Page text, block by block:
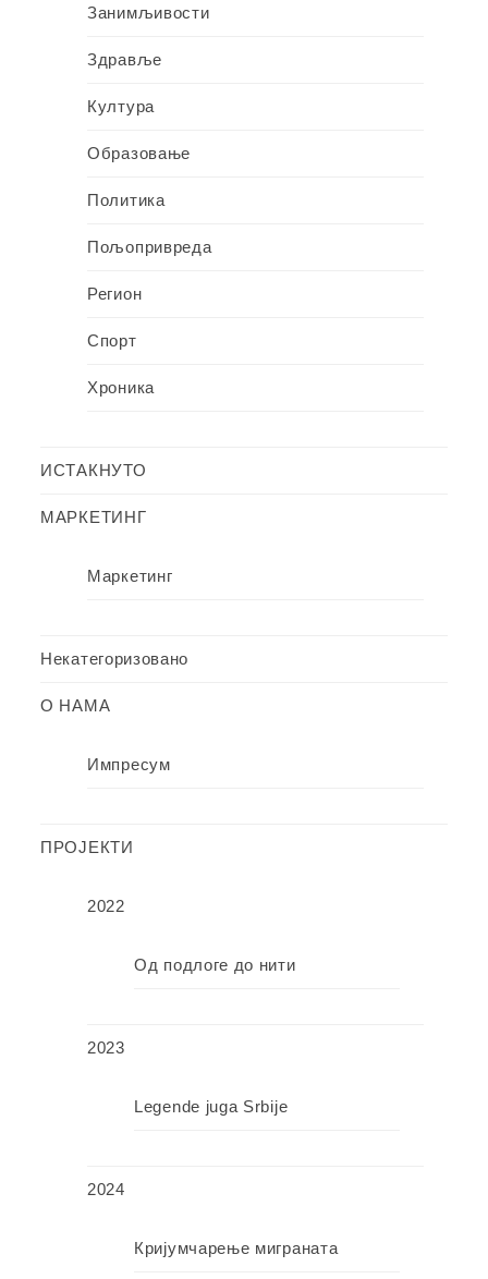
Занимљивости
Здравље
Култура
Образовање
Политика
Пољопривреда
Регион
Спорт
Хроника
ИСТАКНУТО
МАРКЕТИНГ
Маркетинг
Некатегоризовано
О НАМА
Импресум
ПРОЈЕКТИ
2022
Од подлоге до нити
2023
Legende juga Srbije
2024
Кријумчарење миграната